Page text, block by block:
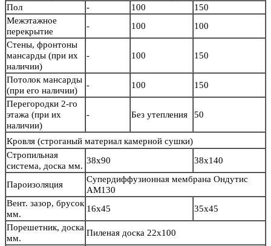
Пол
- 100
150
Межэтажное
перекрытие
- 100
100
Стены, фронтоны
мансарды (при их
наличии)
- 100 150
Потолок мансарды
(при его наличии)
- 100
150
Перегородки 2-го
этажа (при их
наличии)
- Без утепления 50
Кровля (строганый материал камерной сушки)
Стропильная
система, доска мм.
38х90 38х140
Пароизоляция
Супердиффузионная мембрана Ондутис
АМ130
Вент. зазор, брусок
мм.
16х45
35х45
Порешетник, доска
мм.
Пиленая доска 22х100